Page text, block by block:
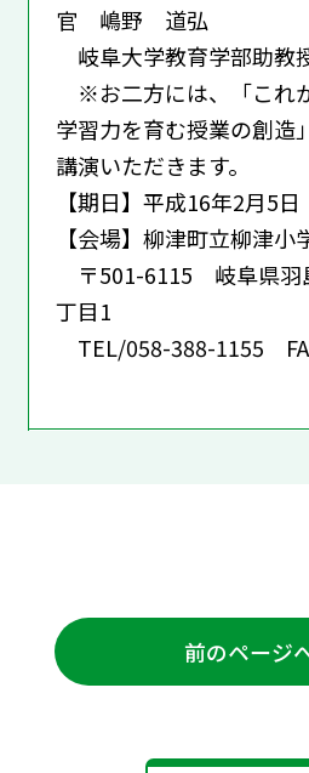
官 嶋野 道弘
岐阜大学教育学部助
※お二方には、「これ
学習力を育む授業の創造
講演いただきます。
【期日】平成16年2月5日
【会場】柳津町立柳津小
〒501-6115 岐阜県羽
丁目1
TEL/058-388-1155
前のページ